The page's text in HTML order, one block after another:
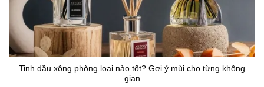
Tinh dầu xông phòng loại nào tốt? Gợi ý mùi cho từng không
gian